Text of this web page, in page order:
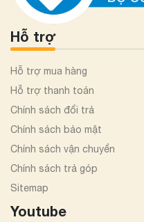
Hỗ trợ
Hỗ trợ mua hàng
Hỗ trợ thanh toán
Chính sách đổi trả
Chính sách bảo mật
Chính sách vận chuyển
Chính sách trả góp
Sitemap
Youtube